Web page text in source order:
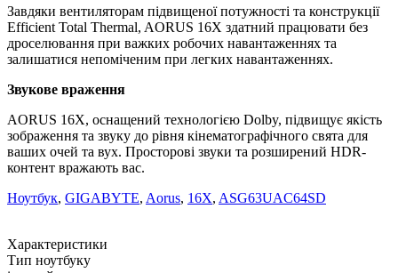
Завдяки вентиляторам підвищеної потужності та конструкції
Efficient Total Thermal, AORUS 16X здатний працювати без
дроселювання при важких робочих навантаженнях та
залишатися непоміченим при легких навантаженнях.
Звукове враження
AORUS 16X, оснащений технологією Dolby, підвищує якість
зображення та звуку до рівня кінематографічного свята для
ваших очей та вух. Просторові звуки та розширений HDR-
контент вражають вас.
Ноутбук, GIGABYTE, Aorus, 16X, ASG63UAC64SD
Характеристики
Тип ноутбуку